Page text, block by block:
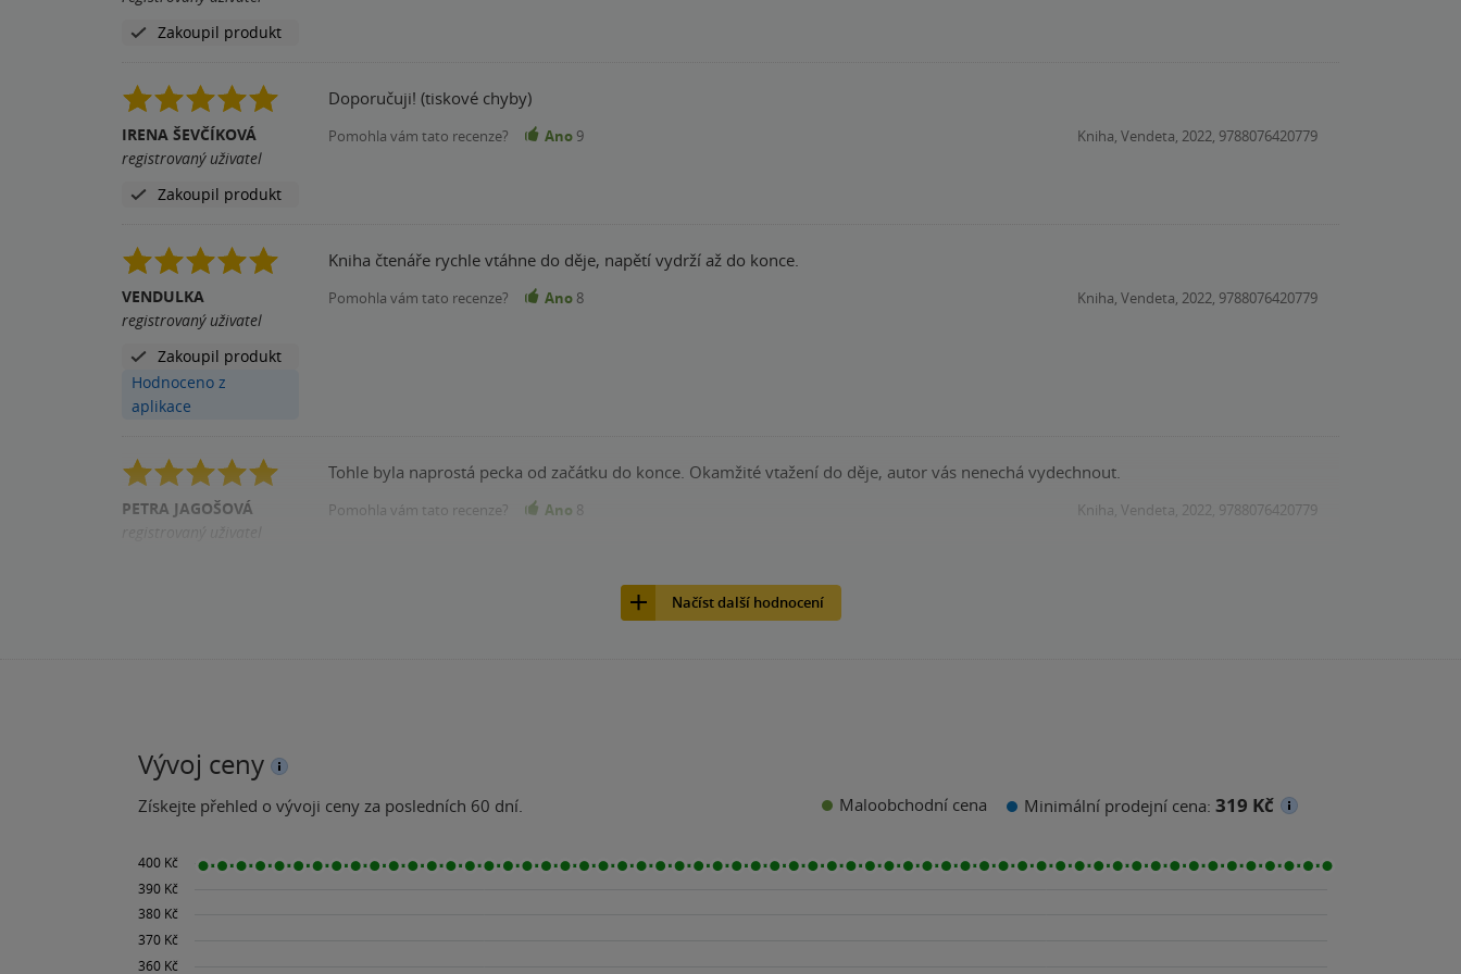
Zakoupil produkt
IRENA ŠEVČÍKOVÁ
registrovaný uživatel
Zakoupil produkt
Doporučuji! (tiskové chyby)
Pomohla vám tato recenze? Ano 9 Kniha, Vendeta, 2022, 9788076420779
VENDULKA
registrovaný uživatel
Zakoupil produkt
Hodnoceno z
aplikace
Kniha čtenáře rychle vtáhne do děje, napětí vydrží až do konce.
Pomohla vám tato recenze? Ano 8 Kniha, Vendeta, 2022, 9788076420779
PETRA JAGOŠOVÁ
Tohle byla naprostá pecka od začátku do konce. Okamžité vtažení do děje, autor vás nenechá vydechnout.
Pomohla vám tato recenze? Ano 8 Kniha, Vendeta, 2022, 9788076420779
Načíst další hodnocení
Vývoj ceny
Získejte přehled o vývoji ceny za posledních 60 dní. Maloobchodní cena Minimální prodejní cena: 319 Kč